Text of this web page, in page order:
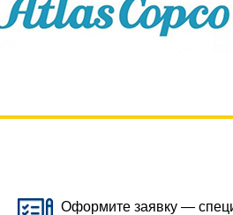
Оформите заявку —